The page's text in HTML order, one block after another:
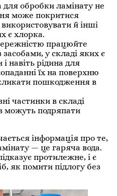
для обробки ламінату не
може покритися
й інші
є хлорка.
працюйте
засобами, у складі яких є
навіть рідина для
їх на поверхню
пошкодження в
частинки в складі
можуть подряпати
інформація про те,
— це гаряча вода.
протилежне, і є
як помити підлогу без